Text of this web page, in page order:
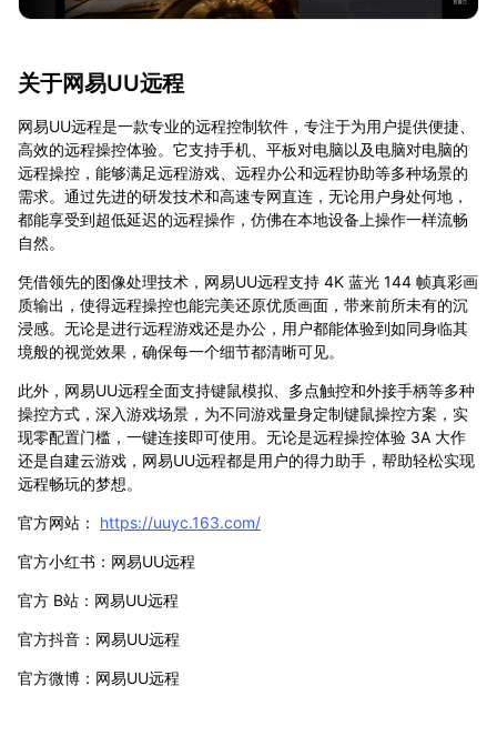
关于网易UU远程
网易UU远程是一款专业的远程控制软件，专注于为用户提供便捷、
高效的远程操控体验。它支持手机、平板对电脑以及电脑对电脑的
远程操控，能够满足远程游戏、远程办公和远程协助等多种场景的
需求。通过先进的研发技术和高速专网直连，无论用户身处何地，
都能享受到超低延迟的远程操作，仿佛在本地设备上操作一样流畅
自然。
凭借领先的图像处理技术，网易UU远程支持 4K 蓝光 144 帧真彩画
质输出，使得远程操控也能完美还原优质画面，带来前所未有的沉
浸感。无论是进行远程游戏还是办公，用户都能体验到如同身临其
境般的视觉效果，确保每一个细节都清晰可见。
此外，网易UU远程全面支持键鼠模拟、多点触控和外接手柄等多种
操控方式，深入游戏场景，为不同游戏量身定制键鼠操控方案，实
现零配置门槛，一键连接即可使用。无论是远程操控体验 3A 大作
还是自建云游戏，网易UU远程都是用户的得力助手，帮助轻松实现
远程畅玩的梦想。
官方网站： https://uuyc.163.com/
官方小红书：网易UU远程
官方 B站：网易UU远程
官方抖音：网易UU远程
官方微博：网易UU远程